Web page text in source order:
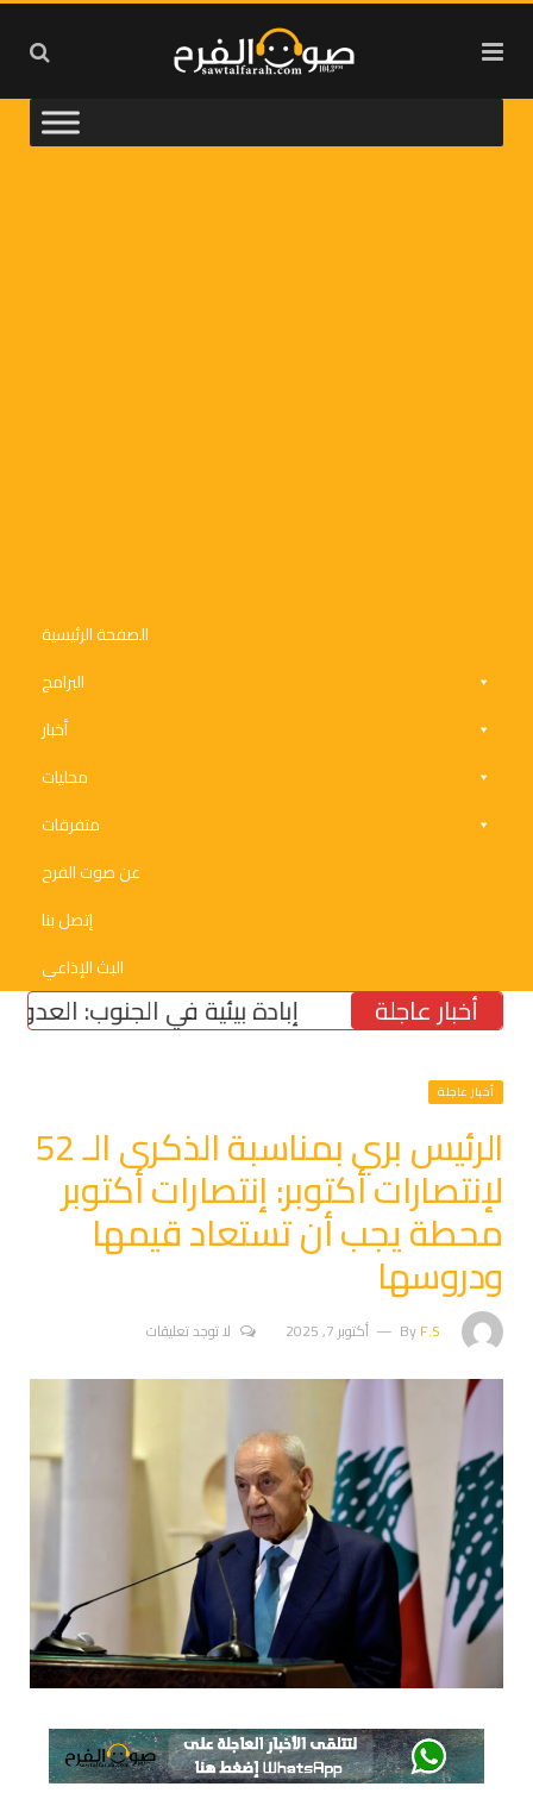
الصفحة الرئيسية
البرامج
أخبار
محليات
متفرقات
عن صوت الفرح
إتصل بنا
البث الإذاعي
أخبار عاجلة إبادة بيئية في الجنوب: العدو يسرق
أخبار عاجلة
الرئيس بري بمناسبة الذكرى الـ 52
لإنتصارات أكتوبر: إنتصارات أكتوبر
محطة يجب أن تستعاد قيمها
ودروسها
ByF.S أكتوبر 7, 2025 لا توجد تعليقات